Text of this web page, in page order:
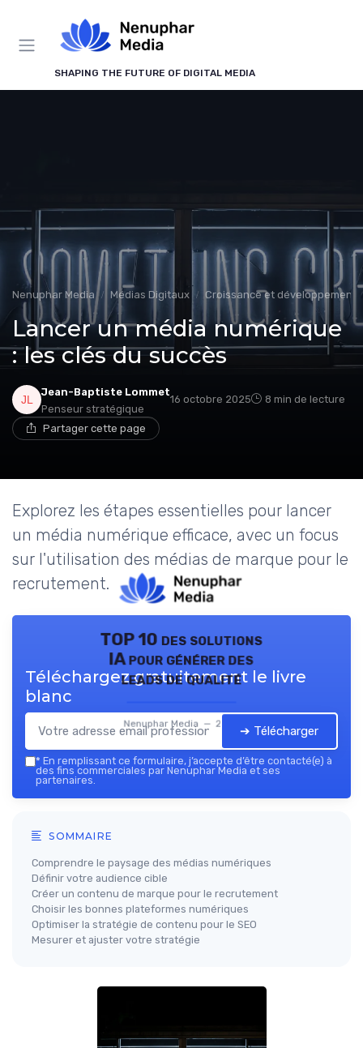
SHAPING THE FUTURE OF DIGITAL MEDIA
Nenuphar Media Médias Digitaux Croissance et développement
Lancer un média numérique
: les clés du succès
Jean-Baptiste Lommet
Penseur stratégique
16 octobre 2025 8 min de lecture
Partager cette page
Explorez les étapes essentielles pour lancer
un média numérique efficace, avec un focus
sur l'utilisation des médias de marque pour le
recrutement.
TOP 10 des solutions
IA pour générer des
leads de qualité
Nenuphar Media — 2026
Téléchargez gratuitement le livre
blanc
➔ Télécharger
* En remplissant ce formulaire, j’accepte d’être contacté(e) à
des fins commerciales par Nenuphar Media et ses
partenaires.
SOMMAIRE
Comprendre le paysage des médias numériques
Définir votre audience cible
Créer un contenu de marque pour le recrutement
Choisir les bonnes plateformes numériques
Optimiser la stratégie de contenu pour le SEO
Mesurer et ajuster votre stratégie